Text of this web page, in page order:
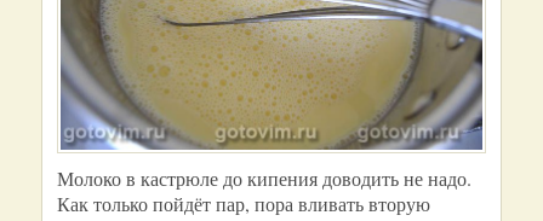
Молоко в кастрюле до кипения доводить не надо.
Как только пойдёт пар, пора вливать вторую